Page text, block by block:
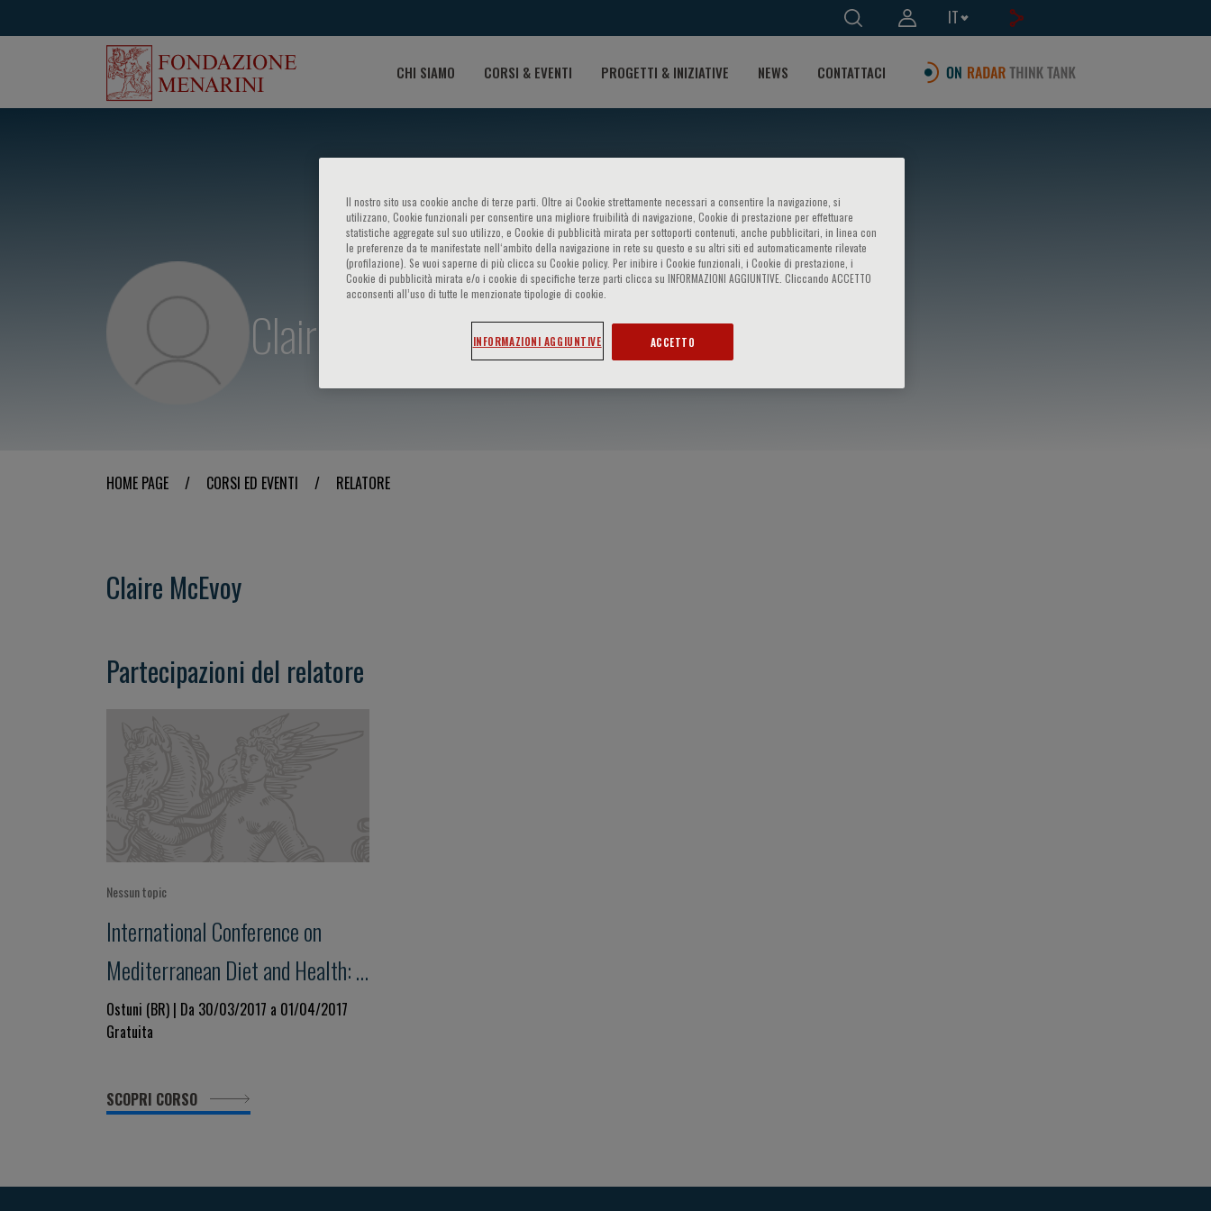
IT
CHI SIAMO CORSI & EVENTI PROGETTI & INIZIATIVE NEWS CONTATTACI
Claire McEvoy
HOME PAGE / CORSI ED EVENTI / RELATORE
Claire McEvoy
Partecipazioni del relatore
Nessun topic
International Conference on
Mediterranean Diet and Health: a
lifelong approach
Ostuni (BR) | Da 30/03/2017 a 01/04/2017
Gratuita
SCOPRI CORSO
Il nostro sito usa cookie anche di terze parti. Oltre ai Cookie strettamente necessari a consentire la navigazione, si
utilizzano, Cookie funzionali per consentire una migliore fruibilità di navigazione, Cookie di prestazione per effettuare
statistiche aggregate sul suo utilizzo, e Cookie di pubblicità mirata per sottoporti contenuti, anche pubblicitari, in linea con
le preferenze da te manifestate nell‘ambito della navigazione in rete su questo e su altri siti ed automaticamente rilevate
(profilazione). Se vuoi saperne di più clicca su Cookie policy. Per inibire i Cookie funzionali, i Cookie di prestazione, i
Cookie di pubblicità mirata e/o i cookie di specifiche terze parti clicca su INFORMAZIONI AGGIUNTIVE. Cliccando ACCETTO
acconsenti all’uso di tutte le menzionate tipologie di cookie.
INFORMAZIONI AGGIUNTIVE ACCETTO